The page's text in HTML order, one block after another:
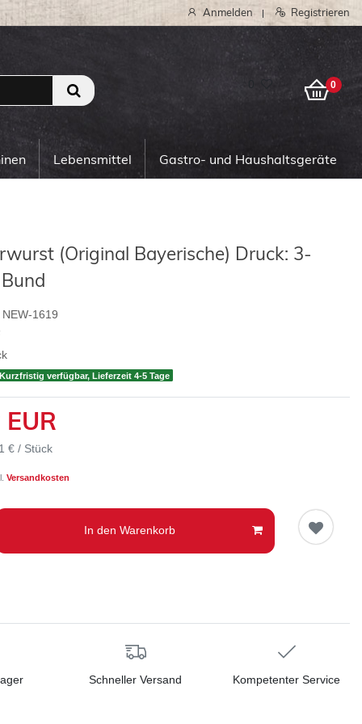
Anmelden | Registrieren
0
0
Lebensmittel Gastro- und Haushaltsgeräte
(Original Bayerische) Druck: 3-
NEW-1619
Kurzfristig verfügbar, Lieferzeit 4-5 Tage
€ / Stück
Versandkosten
In den Warenkorb
Schneller Versand Kompetenter Service